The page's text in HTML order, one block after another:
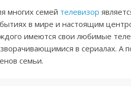
многих семей телевизор
в мире и настоящим
имеются свои любимые
в сериалах. А
семьи.